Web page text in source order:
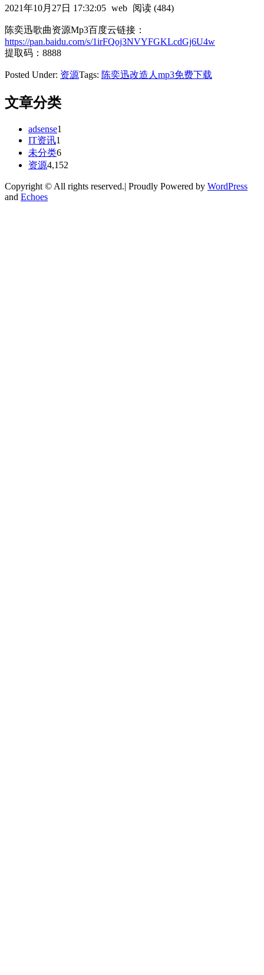
2021年10月27日 17:32:05 web 阅读 (484)
陈奕迅歌曲资源Mp3百度云链接：
https://pan.baidu.com/s/1irFQoj3NVYFGKLcdGj6U4w
提取码：8888
Posted Under: 资源Tags: 陈奕迅改造人mp3免费下载
文章分类
adsense1
IT资讯1
未分类6
资源4,152
Copyright © All rights reserved.| Proudly Powered by WordPress
and Echoes